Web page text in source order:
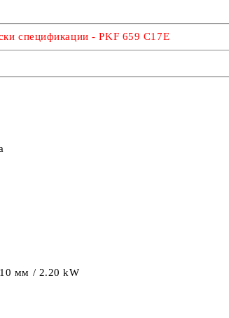
спецификации - PKF 659 C17E
мм / 2.20 kW